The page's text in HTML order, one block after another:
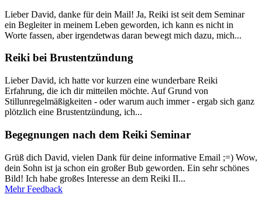
Lieber David, danke für dein Mail! Ja, Reiki ist seit dem Seminar
ein Begleiter in meinem Leben geworden, ich kann es nicht in
Worte fassen, aber irgendetwas daran bewegt mich dazu, mich...
Reiki bei Brustentzündung
Lieber David, ich hatte vor kurzen eine wunderbare Reiki
Erfahrung, die ich dir mitteilen möchte. Auf Grund von
Stillunregelmäßigkeiten - oder warum auch immer - ergab sich ganz
plötzlich eine Brustentzündung, ich...
Begegnungen nach dem Reiki Seminar
Grüß dich David, vielen Dank für deine informative Email ;=) Wow,
dein Sohn ist ja schon ein großer Bub geworden. Ein sehr schönes
Bild! Ich habe großes Interesse an dem Reiki II...
Mehr Feedback